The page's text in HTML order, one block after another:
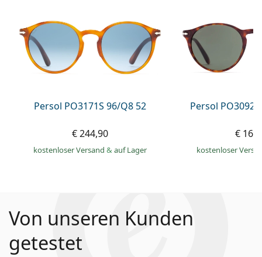
Persol PO3171S 96/Q8 52
€ 244,90
kostenloser Versand& auf Lager
Persol
€
kostenloser
Von unseren Kunden
getestet